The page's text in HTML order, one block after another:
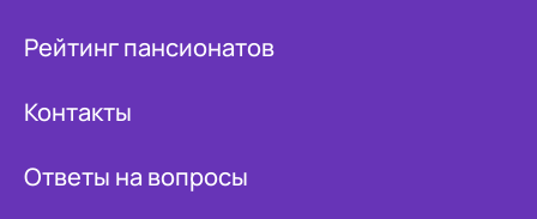
Рейтинг пансионатов
Контакты
Ответы на вопросы